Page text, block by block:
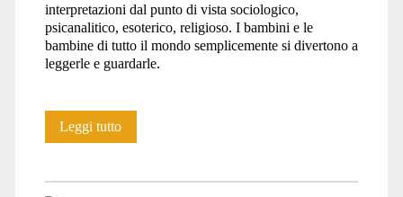
interpretazioni dal punto di vista sociologico,
psicanalitico, esoterico, religioso. I bambini e le
bambine di tutto il mondo semplicemente si divertono a
leggerle e guardarle.
Leggi tuttoPinocchio: